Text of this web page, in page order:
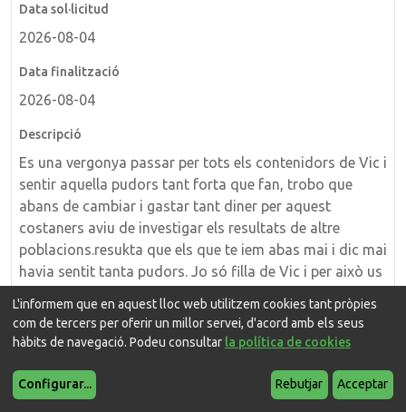
2026-08-04
2026-08-04
Es una vergonya passar per tots els contenidors de Vic i
sentir aquella pudors tant forta que fan, trobo que
abans de cambiar i gastar tant diner per aquest
costaners aviu de investigar els resultats de altre
poblacions.resukta que els que te iem abas mai i dic mai
havia sentit tanta pudors. Jo só filla de Vic i per això us
sento.eran mil vegades millor els altre, també eren més
grossos i la calor o el sol no els feia despendre aquesta
L'informem que en aquest lloc web utilitzem cookies tant pròpies
com de tercers per oferir un millor servei, d'acord amb els seus
hàbits de navegació. Podeu consultar la política de cookies
Configurar... Rebutjar Acceptar